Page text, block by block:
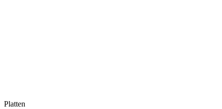
Platten